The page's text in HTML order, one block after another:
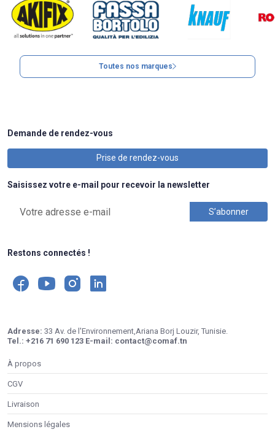
Toutes nos marques
Demande de rendez-vous
Prise de rendez-vous
Saisissez votre e-mail pour recevoir la newsletter
Restons connectés !
Adresse: 33 Av. de l'Environnement,Ariana Borj Louzir, Tunisie.
Tel.: +216 71 690 123 E-mail: contact@comaf.tn
À propos
CGV
Livraison
Mensions légales